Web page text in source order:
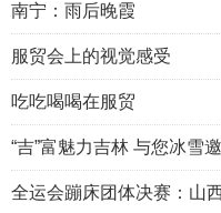
南宁：雨后晚霞
服贸会上的视觉感受
吃吃喝喝在服贸
“吉”富魅力吉林 与您冰雪
全运会蹦床团体决赛：山